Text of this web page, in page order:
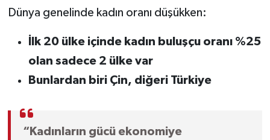
Dünya genelinde kadın oranı düşükken:
İlk 20 ülke içinde kadın buluşçu oranı %25
olan sadece 2 ülke var
Bunlardan biri Çin, diğeri Türkiye
“Kadınların gücü ekonomiye